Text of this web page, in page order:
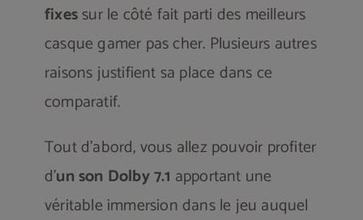
fixessur le côté fait parti des meilleurs
casque gamer pas cher. Plusieurs autres
raisons justifient sa place dans ce
comparatif.
Tout d’abord, vous allez pouvoir profiter
d’un son Dolby 7.1 apportant une
véritable immersion dans le jeu auquel